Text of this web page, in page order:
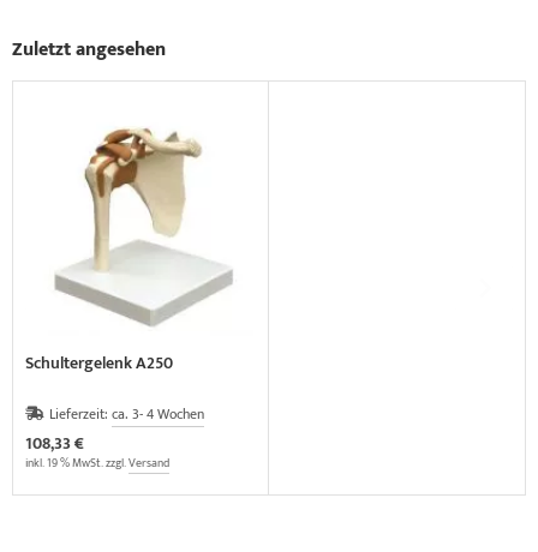
Zuletzt angesehen
Schultergelenk A250
Lieferzeit: ca. 3- 4 Wochen
108,33 €
inkl. 19 % MwSt. zzgl.Versand